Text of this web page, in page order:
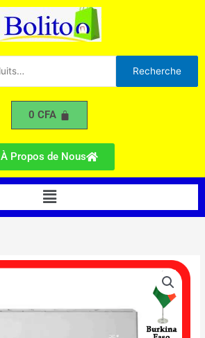
Recherche
0CFA
À Propos de Nous
Menu